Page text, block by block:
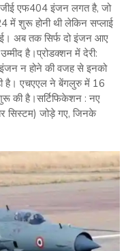
एफ404 इंजन लगत है, जो
में शुरू होनी थी लेकिन सप्लाई
अब तक सिर्फ दो इंजन आए
है।प्रोडक्शन में देरी:
न होने की वजह से इनको
है। एचएएल ने बेंगलुरु में 16
की है।सर्टिफिकेशन : नए
सिस्टम) जोड़े गए, जिनके